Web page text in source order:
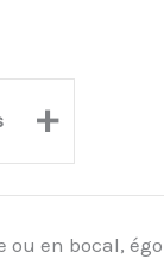
+
ou en bocal,